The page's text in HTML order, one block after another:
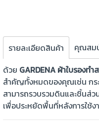
รายละเอียดสินค้า คุณสม
ด้วย GARDENA ผ้าใบรองท
สำคัญทั้งหมดของคุณเช่น กระ
สามารถรวบรวมดินและชิ้นส่
เพื่อประหยัดพื้นที่หลังการใช้ง